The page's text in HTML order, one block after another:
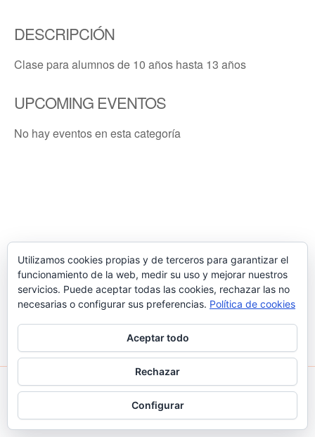
DESCRIPCIÓN
Clase para alumnos de 10 años hasta 13 años
UPCOMING EVENTOS
No hay eventos en esta categoría
Todos los derechos © 2026 Judo Santa Coloma | Funciona
Tema Astra para WordPress
Utilizamos cookies propias y de terceros para garantizar el
funcionamiento de la web, medir su uso y mejorar nuestros
servicios. Puede aceptar todas las cookies, rechazar las no
necesarias o configurar sus preferencias. Política de cookies
Aceptar todo
Rechazar
Configurar